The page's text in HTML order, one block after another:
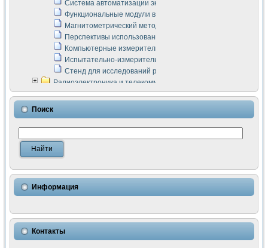
Система автоматизации экспериментальных
Функциональные модули в стандарте Nl SCXI для
Магнитометрический метод в дефектоскопии сварных
Перспективы использования машинного зрения в
Компьютерные измерительные системы для
Испытательно-измерительный комплекс аппаратуры для
Стенд для исследований рабочих процессов ДВС в
Радиоэлектроника и телекоммуникации
LabVIEW в расчетах радиолиний систем передачи данных
Аппаратно-программный комплекс для исследования
Виртуальный лабораторный стенд для исследования
Измерение шумовых параметров операционных
Измерительный преобразователь на основе цифровой
Использование NI LabVIEW для математического
Исследовние возможности создания измерителя ВАХ
Математическое моделирование генератора сигналов -
Применение осциллографического модуля с высоким
Симуляция отклика импульсного радиолокационного
Автоматизация формирования уравнений состояния для
Поиск
Информация
Контакты